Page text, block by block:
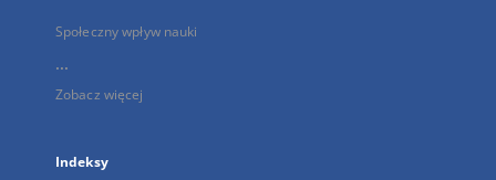
Społeczny wpływ nauki
...
Zobacz więcej
Indeksy